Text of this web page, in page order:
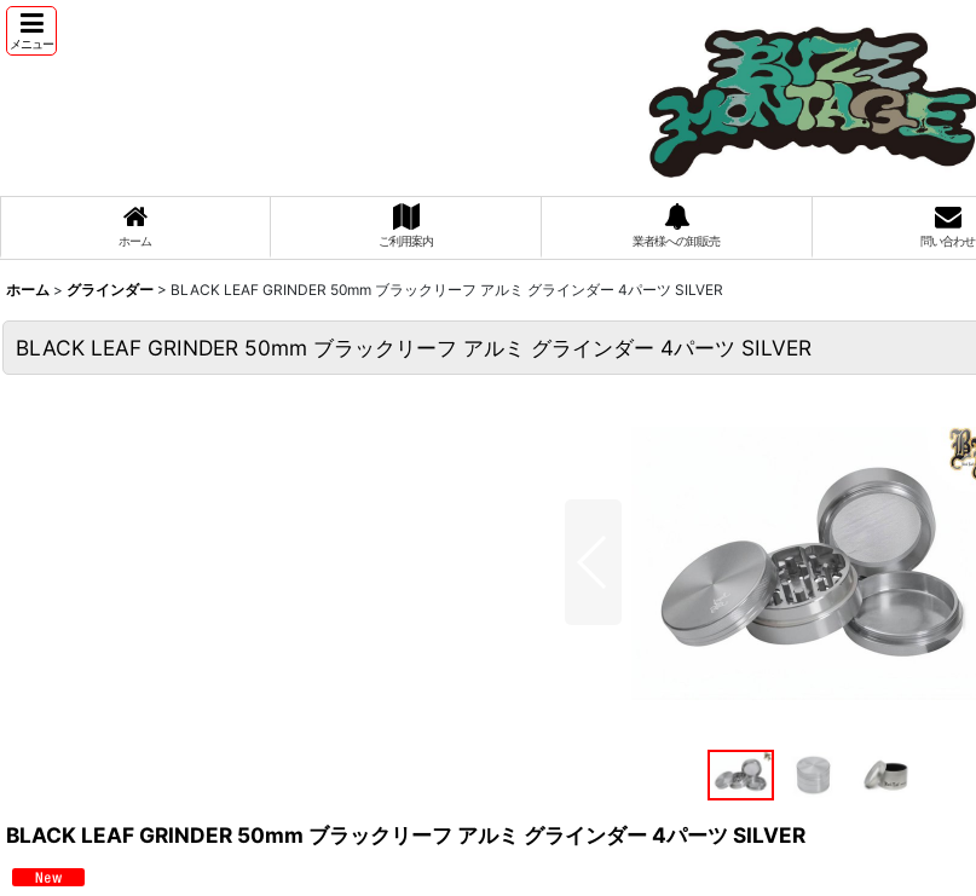
メニュー
ホーム ご利用案内 業者様への卸販売 問い合わせ
ホーム > グラインダー > BLACK LEAF GRINDER 50mm ブラックリーフ アルミ グラインダー 4パーツ SILVER
BLACK LEAF GRINDER 50mm ブラックリーフ アルミ グラインダー 4パーツ SILVER
BLACK LEAF GRINDER 50mm ブラックリーフ アルミ グラインダー 4パーツ SILVER